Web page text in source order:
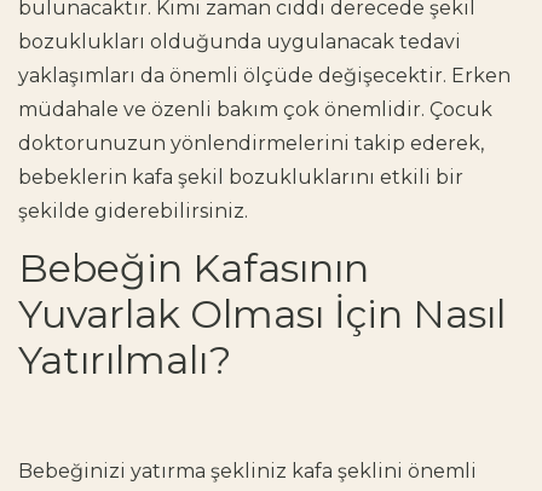
bulunacaktır. Kimi zaman ciddi derecede şekil
bozuklukları olduğunda uygulanacak tedavi
yaklaşımları da önemli ölçüde değişecektir. Erken
müdahale ve özenli bakım çok önemlidir. Çocuk
doktorunuzun yönlendirmelerini takip ederek,
bebeklerin kafa şekil bozukluklarını etkili bir
şekilde giderebilirsiniz.
Bebeğin Kafasının
Yuvarlak Olması İçin Nasıl
Yatırılmalı?
Bebeğinizi yatırma şekliniz kafa şeklini önemli